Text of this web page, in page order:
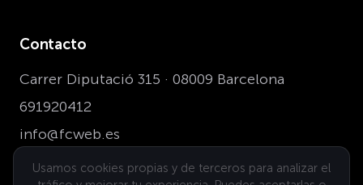
Contacto
Carrer Diputació 315 · 08009 Barcelona
691920412
info@fcweb.es
Usamos cookies propias y de terceros para analizar el